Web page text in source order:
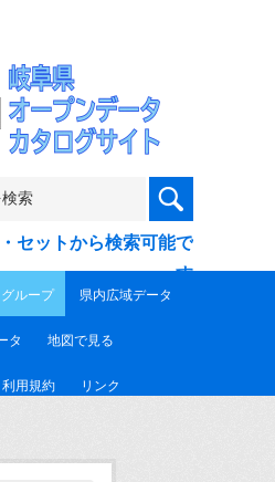
セットから検索可能で
す
グループ 県内広域データ
タ 地図で見る
用規約 リンク